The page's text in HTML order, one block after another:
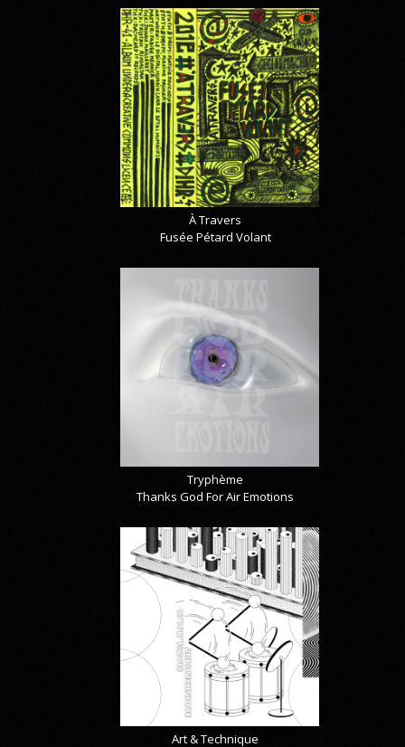
À Travers
Fusée Pétard Volant
Tryphème
Thanks God For Air Emotions
Art & Technique